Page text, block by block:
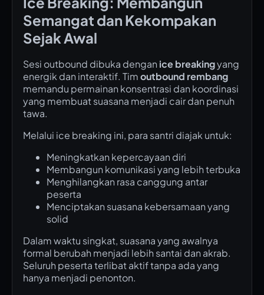
Semangat dan Kekompakan
Sejak Awal
Sesi outbound dibuka dengan ice breakingyang
energik dan interaktif. Timoutbound rembang
memandu permainan konsentrasi dan koordinasi
yang membuat suasana menjadi cair dan penuh
tawa.
Melalui ice breaking ini, para santri diajak untuk:
Meningkatkan kepercayaan diri
Membangun komunikasi yang lebih terbuka
Menghilangkan rasa canggung antar
peserta
Menciptakan suasana kebersamaan yang
solid
Dalam waktu singkat, suasana yang awalnya
formal berubah menjadi lebih santai dan akrab.
Seluruh peserta terlibat aktif tanpa ada yang
hanya menjadi penonton.